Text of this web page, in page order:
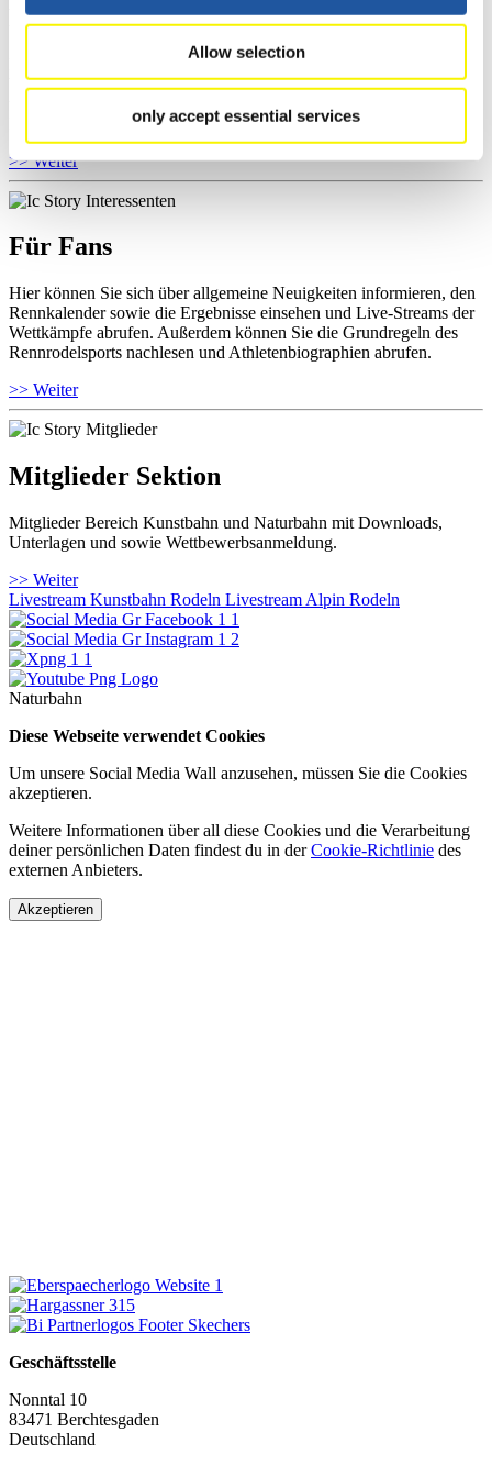
Allow selection
only accept essential services
Für Athleten
Hier können Sie das aktuelle Regelwerk sowie Richtlinien zu
Wettkämpfen, Anti-Doping und Fairplay einsehen, Ergebnislisten
Ihre Athletenbiographie ansehen.
>> Weiter
Für Fans
Hier können Sie sich über allgemeine Neuigkeiten informieren, den
Rennkalender sowie die Ergebnisse einsehen und Live-Streams der
Wettkämpfe abrufen. Außerdem können Sie die Grundregeln des
Rennrodelsports nachlesen und Athletenbiographien abrufen.
>> Weiter
Mitglieder Sektion
Mitglieder Bereich Kunstbahn und Naturbahn mit Downloads,
Unterlagen und sowie Wettbewerbsanmeldung.
>> Weiter
Livestream Kunstbahn Rodeln Livestream Alpin Rodeln
Naturbahn
Diese Webseite verwendet Cookies
Um unsere Social Media Wall anzusehen, müssen Sie die Cookies
akzeptieren.
Weitere Informationen über all diese Cookies und die Verarbeitung
deiner persönlichen Daten findest du in derCookie-Richtlinie des
externen Anbieters.
Akzeptieren
Geschäftsstelle
Nonntal 10
83471 Berchtesgaden
Deutschland